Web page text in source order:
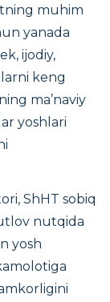
muhim
yanada
ijodiy,
keng
ma’naviy
yoshlari
ShHT sobiq
nutqida
yosh